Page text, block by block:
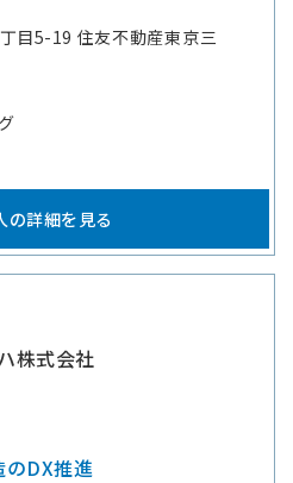
目5-19 住友不動産東京三
の詳細を見る
株式会社
のDX推進